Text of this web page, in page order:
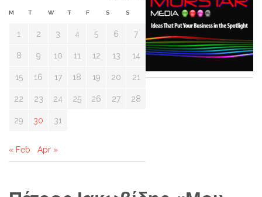
M T W T F S S
1 2 3 4 5 6 7
8 9 10 11 12 13 14
15 16 17 18 19 20 21
22 23 24 25 26 27 28
29 30 31
« Feb Apr »